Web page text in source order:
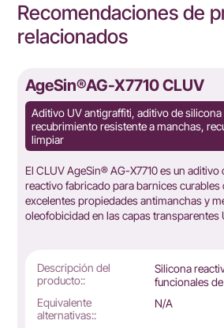
Recomendaciones de
relacionados
AgeSin®AG-X7710 CLUV
Aditivo UV antigraffiti, aditivo de silicona
recubrimiento resistente a manchas,
limpiar
El CLUV AgeSin® AG-X7710 es un aditivo
reactivo fabricado para barnices curables
excelentes propiedades antimanchas y
oleofobicidad en las capas transparentes
Descripción del
producto::
Silicona
funcionales
Equivalente
alternativas::
N/A